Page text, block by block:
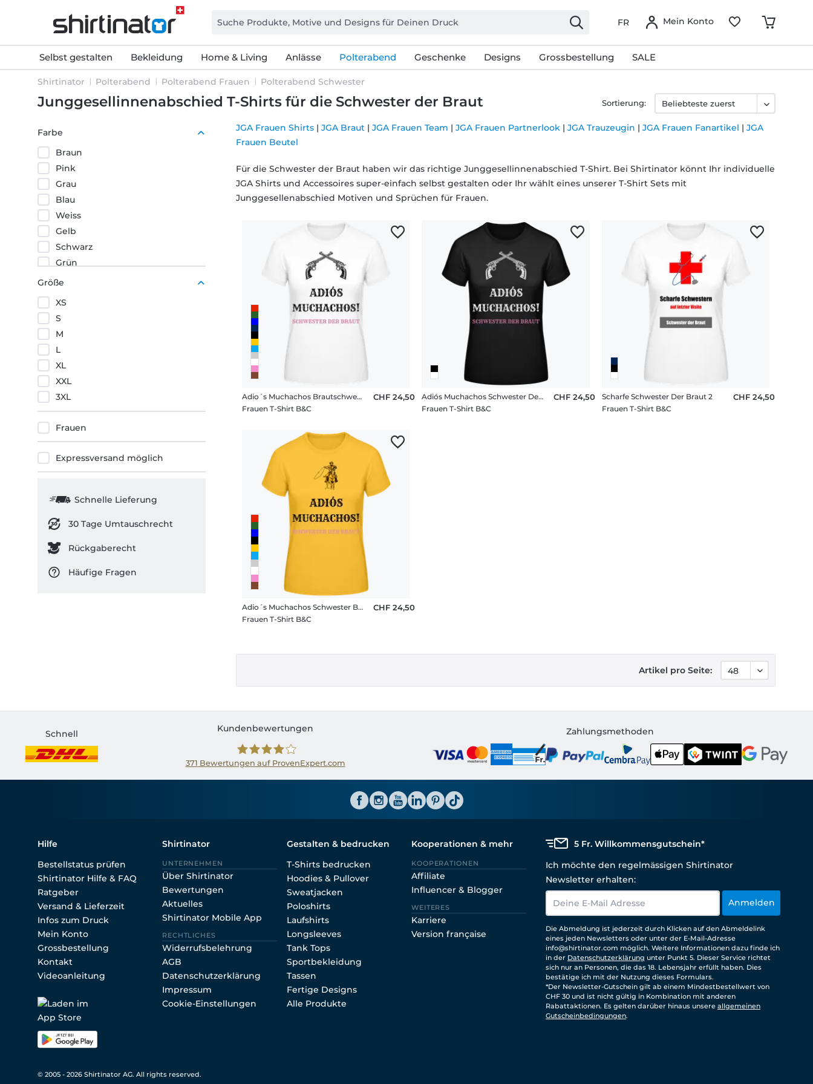
FR Mein Konto
Selbst gestalten Bekleidung Home & Living Anlässe Polterabend Geschenke Designs Grossbestellung SALE
Shirtinator Polterabend Polterabend Frauen Polterabend Schwester
Junggesellinnenabschied T-Shirts für die Schwester der Braut
Farbe
Braun
Pink
Grau
Blau
Weiss
Gelb
Schwarz
Grün
Rot
Größe
XS
S
M
L
XL
XXL
3XL
Frauen
Expressversand möglich
Schnelle Lieferung
30 Tage Umtauschrecht
Rückgaberecht
Häufige Fragen
JGA Frauen Shirts | JGA Braut | JGA Frauen Team | JGA Frauen Partnerlook | JGA Trauzeugin | JGA Frauen Fanartikel | JGA
Frauen Beutel
Für die Schwester der Braut haben wir das richtige Junggesellinnenabschied T-Shirt. Bei Shirtinator könnt Ihr individuelle
JGA Shirts und Accessoires super-einfach selbst gestalten oder Ihr wählt eines unserer T-Shirt Sets mit
Junggesellenabschied Motiven und Sprüchen für Frauen.
Sortierung:
Adio´s Muchachos Brautschwester Schwarz
Frauen T-Shirt B&C
CHF 24,50
Adiós Muchachos Schwester Der Braut
Frauen T-Shirt B&C
CHF 24,50
Scharfe Schwester Der Braut 2
Frauen T-Shirt B&C
CHF 24,50
Adio´s Muchachos Schwester Braut weiss
Frauen T-Shirt B&C
CHF 24,50
Artikel pro Seite:
Schnell
Kundenbewertungen
371 Bewertungen auf ProvenExpert.com
Zahlungsmethoden
Hilfe
Bestellstatus prüfen
Shirtinator Hilfe & FAQ
Ratgeber
Versand & Lieferzeit
Infos zum Druck
Mein Konto
Grossbestellung
Kontakt
Videoanleitung
Shirtinator
UNTERNEHMEN
Über Shirtinator
Bewertungen
Aktuelles
Shirtinator Mobile App
RECHTLICHES
Widerrufsbelehrung
AGB
Datenschutzerklärung
Impressum
Cookie-Einstellungen
Gestalten & bedrucken
T-Shirts bedrucken
Hoodies & Pullover
Sweatjacken
Poloshirts
Laufshirts
Longsleeves
Tank Tops
Sportbekleidung
Tassen
Fertige Designs
Alle Produkte
Kooperationen & mehr
KOOPERATIONEN
Affiliate
Influencer & Blogger
WEITERES
Karriere
Version française
5 Fr. Willkommensgutschein*
Ich möchte den regelmässigen Shirtinator
Newsletter erhalten:
Anmelden
Die Abmeldung ist jederzeit durch Klicken auf den Abmeldelink
eines jeden Newsletters oder unter der E-Mail-Adresse
info@shirtinator.com möglich. Weitere Informationen dazu finde ich
in der Datenschutzerklärung unter Punkt 5. Dieser Service richtet
sich nur an Personen, die das 18. Lebensjahr erfüllt haben. Dies
bestätige ich mit der Nutzung dieses Formulars.
*Der Newsletter-Gutschein gilt ab einem Mindestbestellwert von
CHF 30 und ist nicht gültig in Kombination mit anderen
Rabattaktionen. Es gelten darüber hinaus unsere allgemeinen
Gutscheinbedingungen.
© 2005 - 2026 Shirtinator AG. All rights reserved.